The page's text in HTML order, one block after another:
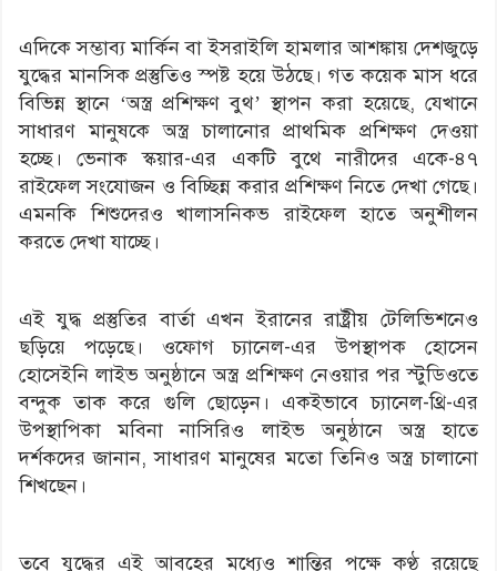
এদিকে সম্ভাব্য মার্কিন বা ইসরাইলি হামলার আশঙ্কায় দেশজুড়ে
যুদ্ধের মানসিক প্রস্তুতিও স্পষ্ট হয়ে উঠছে। গত কয়েক মাস ধরে
বিভিন্ন স্থানে ‘অস্ত্র প্রশিক্ষণ বুথ’ স্থাপন করা হয়েছে, যেখানে
সাধারণ মানুষকে অস্ত্র চালানোর প্রাথমিক প্রশিক্ষণ দেওয়া
হচ্ছে। ভেনাক স্কয়ার-এর একটি বুথে নারীদের একে-৪৭
রাইফেল সংযোজন ও বিচ্ছিন্ন করার প্রশিক্ষণ নিতে দেখা গেছে।
এমনকি শিশুদেরও খালাসনিকভ রাইফেল হাতে অনুশীলন
করতে দেখা যাচ্ছে।
এই যুদ্ধ প্রস্তুতির বার্তা এখন ইরানের রাষ্ট্রীয় টেলিভিশনেও
ছড়িয়ে পড়েছে। ওফোগ চ্যানেল-এর উপস্থাপক হোসেন
হোসেইনি লাইভ অনুষ্ঠানে অস্ত্র প্রশিক্ষণ নেওয়ার পর স্টুডিওতে
বন্দুক তাক করে গুলি ছোড়েন। একইভাবে চ্যানেল-থ্রি-এর
উপস্থাপিকা মবিনা নাসিরিও লাইভ অনুষ্ঠানে অস্ত্র হাতে
দর্শকদের জানান, সাধারণ মানুষের মতো তিনিও অস্ত্র চালানো
শিখছেন।
তবে যুদ্ধের এই আবহের মধ্যেও শান্তির পক্ষে কণ্ঠ রয়েছে